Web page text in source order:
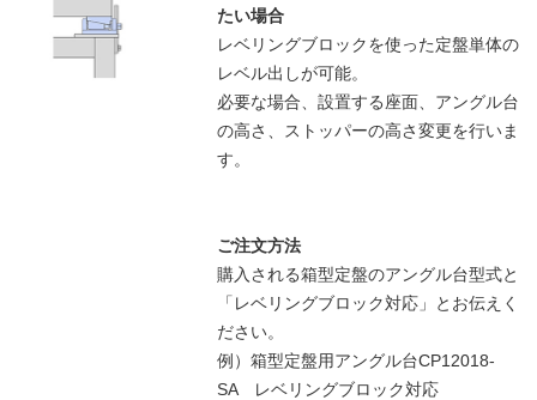
たい場合
レベリングブロックを使った定盤単体の
レベル出しが可能。
必要な場合、設置する座面、アングル台
の高さ、ストッパーの高さ変更を行いま
す。
ご注文方法
購入される箱型定盤のアングル台型式と
「レベリングブロック対応」とお伝えく
ださい。
例）箱型定盤用アングル台CP12018-
SA レベリングブロック対応